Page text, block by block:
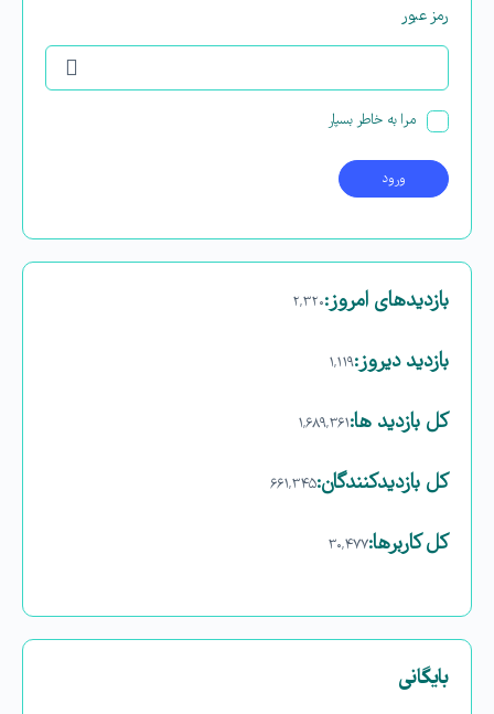
رمز عبور
مرا به خاطر بسپار
بازدیدهای امروز:۲,۳۲۰
بازدید دیروز:۱,۱۱۹
کل بازدید ها:۱,۶۸۹,۳۶۱
کل بازدیدکنند‌گان:۶۶۱,۳۴۵
کل کاربرها:۳۰,۴۷۷
بایگانی